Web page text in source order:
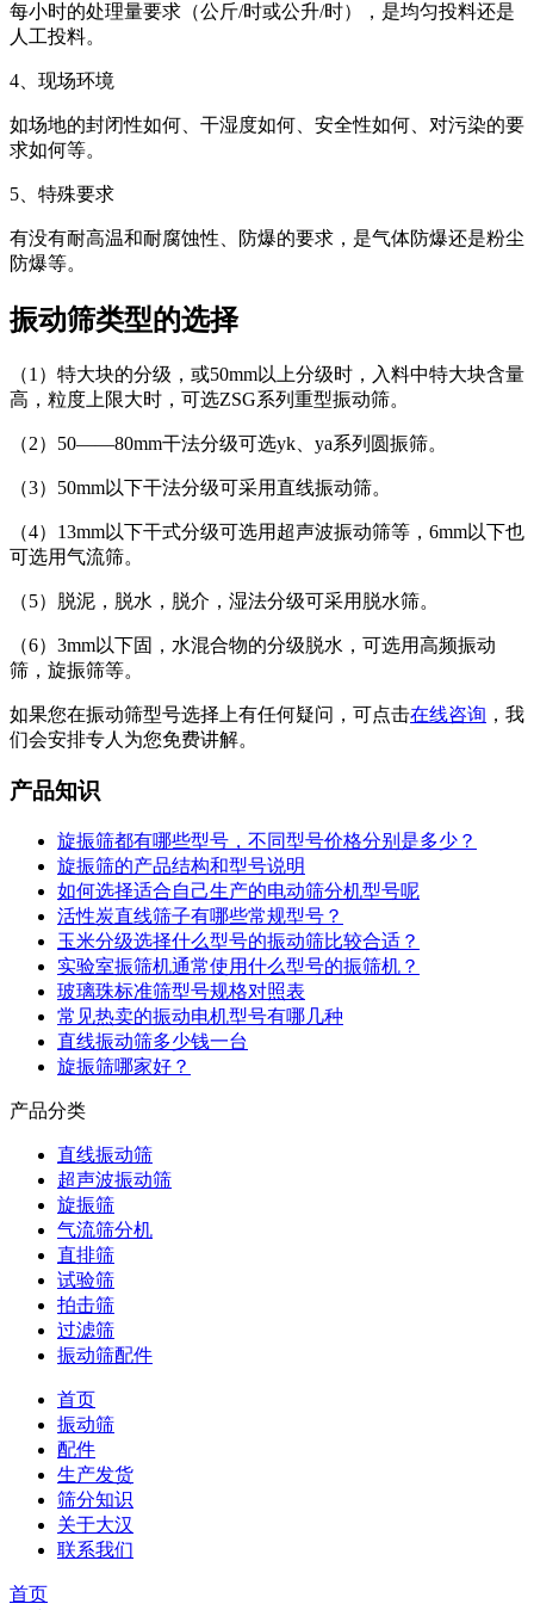
每小时的处理量要求（公斤/时或公升/时），是均匀投料还是
人工投料。
4、 现场环境
如场地的封闭性如何、干湿度如何、安全性如何、对污染的要
求如何等。
5、 特殊要求
有没有耐高温和耐腐蚀性、防爆的要求，是气体防爆还是粉尘
防爆等。
振动筛类型的选择
（1）特大块的分级，或50mm以上分级时，入料中特大块含量
高，粒度上限大时，可选ZSG系列重型振动筛。
（2）50——80mm干法分级可选yk、ya系列圆振筛。
（3）50mm以下干法分级可采用直线振动筛。
（4）13mm以下干式分级可选用超声波振动筛等，6mm以下也
可选用气流筛。
（5）脱泥，脱水，脱介，湿法分级可采用脱水筛。
（6）3mm以下固，水混合物的分级脱水，可选用高频振动
筛，旋振筛等。
如果您在振动筛型号选择上有任何疑问，可点击在线咨询 ，我
们会安排专人为您免费讲解。
产品知识
旋振筛都有哪些型号，不同型号价格分别是多少？
旋振筛的产品结构和型号说明
如何选择适合自己生产的电动筛分机型号呢
活性炭直线筛子有哪些常规型号？
玉米分级选择什么型号的振动筛比较合适？
实验室振筛机通常使用什么型号的振筛机？
玻璃珠标准筛型号规格对照表
常见热卖的振动电机型号有哪几种
直线振动筛多少钱一台
旋振筛哪家好？
产品分类
直线振动筛
超声波振动筛
旋振筛
气流筛分机
直排筛
试验筛
拍击筛
过滤筛
振动筛配件
首页
振动筛
配件
生产发货
筛分知识
关于大汉
联系我们
首页